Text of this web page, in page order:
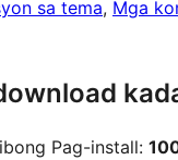
sa tema, Mga
Pag-install: